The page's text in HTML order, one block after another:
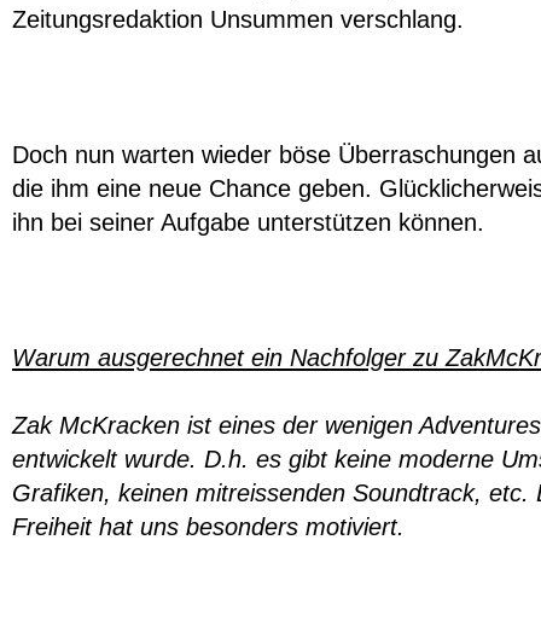
Zeitungsredaktion Unsummen verschlang.
Doch nun warten wieder böse Überraschungen
die ihm eine neue Chance geben.
ihn bei seiner Aufgabe unterstützen können.
Warum ausgerechnet ein Nachfolger zu
Zak McKracken ist eines der wenigen
entwickelt wurde. D.h. es gibt keine moderne
Grafiken, keinen mitreissenden Soundtrack, etc.
Freiheit hat uns besonders motiviert.